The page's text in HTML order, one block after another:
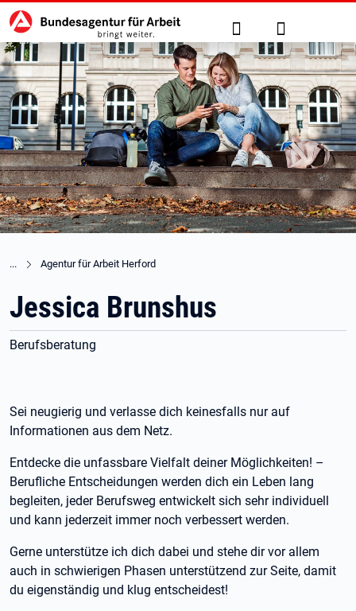
zu den Hauptinhalten springen
Hauptnavigation Suche Anmelden
Agentur für Arbeit Herford
Jessica Brunshus
Berufsberatung
Sei neugierig und verlasse dich keinesfalls nur auf
Informationen aus dem Netz.
Entdecke die unfassbare Vielfalt deiner Möglichkeiten! –
Berufliche Entscheidungen werden dich ein Leben lang
begleiten, jeder Berufsweg entwickelt sich sehr individuell
und kann jederzeit immer noch verbessert werden.
Gerne unterstütze ich dich dabei und stehe dir vor allem
auch in schwierigen Phasen unterstützend zur Seite, damit
du eigenständig und klug entscheidest!